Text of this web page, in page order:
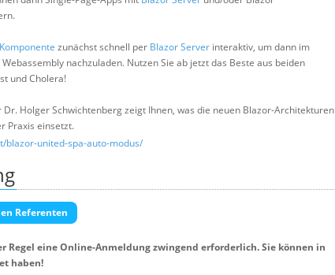
Komponente zunächst schnell per Blazor Server interaktiv, um dann im
nachzuladen. Nutzen Sie ab jetzt das Beste aus beiden
und Cholera!
Holger Schwichtenberg zeigt Ihnen, was die neuen Blazor-Architekturen
Praxis einsetzt.
blazor-united-spa-auto-modus/
Referenten
Regel eine Online-Anmeldung zwingend erforderlich. Sie können in
haben!